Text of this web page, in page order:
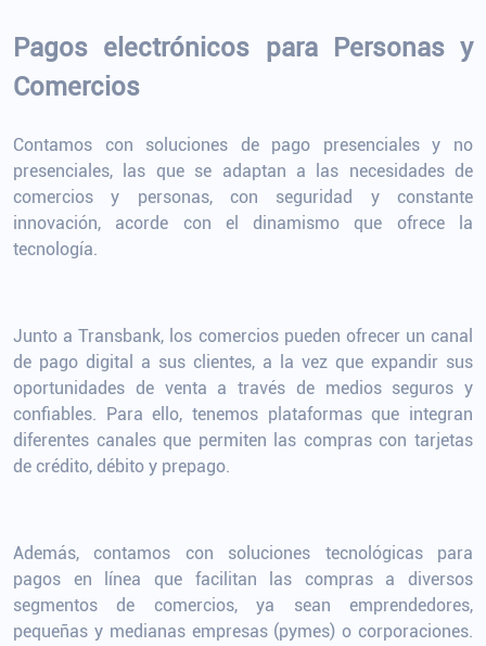
Pagos electrónicos para Personas y
Comercios
Contamos con soluciones de pago presenciales y no
presenciales, las que se adaptan a las necesidades de
comercios y personas, con seguridad y constante
innovación, acorde con el dinamismo que ofrece la
tecnología.
Junto a Transbank, los comercios pueden ofrecer un canal
de pago digital a sus clientes, a la vez que expandir sus
oportunidades de venta a través de medios seguros y
confiables. Para ello, tenemos plataformas que integran
diferentes canales que permiten las compras con tarjetas
de crédito, débito y prepago.
Además, contamos con soluciones tecnológicas para
pagos en línea que facilitan las compras a diversos
segmentos de comercios, ya sean emprendedores,
pequeñas y medianas empresas (pymes) o corporaciones.